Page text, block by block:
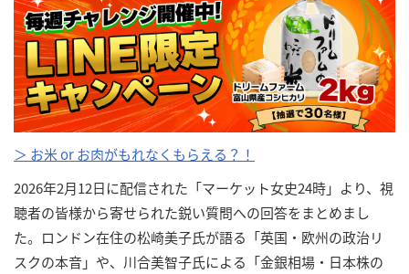
＞ お米 or お肉がもれなくもらえる？！
2026年2月12日に配信された「マーケット女史24時」より、視
聴者の皆様から寄せられた鋭い質問への回答をまとめまし
た。ロンドン在住の松崎美子氏が語る「英国・欧州の政治リ
スクの本音」や、川合美智子氏による「金銀相場・日本株の